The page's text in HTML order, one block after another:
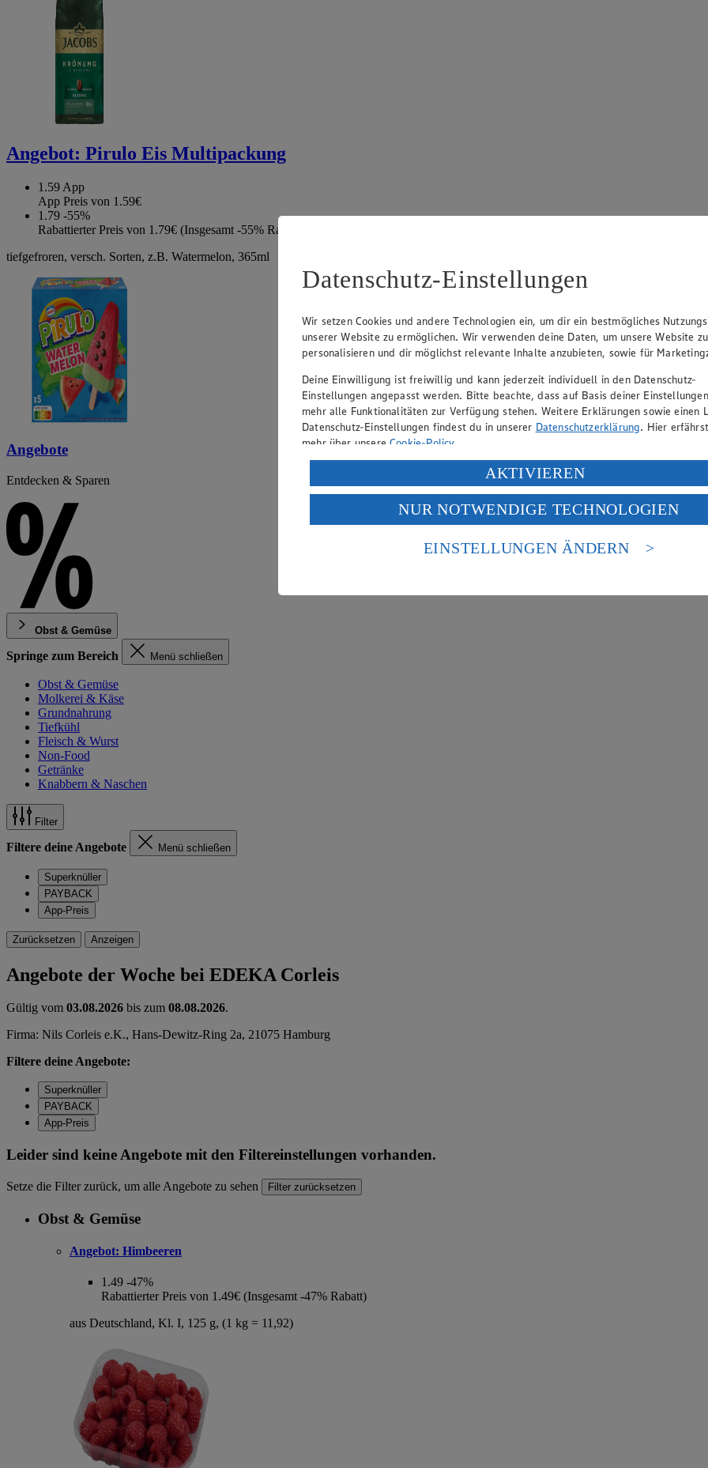
Angebot: Pirulo Eis Multipackung
1.59 App
App Preis von 1.59€
1.79 -55%
Rabattierter Preis von 1.79€ (Insgesamt -55% Rabatt)
tiefgefroren, versch. Sorten, z.B. Watermelon, 365ml
Angebote
Entdecken & Sparen
Obst & Gemüse
Springe zum Bereich Menü schließen
Obst & Gemüse
Molkerei & Käse
Grundnahrung
Tiefkühl
Fleisch & Wurst
Non-Food
Getränke
Knabbern & Naschen
Filter
Filtere deine Angebote Menü schließen
Superknüller
PAYBACK
App-Preis
Zurücksetzen Anzeigen
Angebote der Woche bei EDEKA Corleis
Gültig vom 03.08.2026 bis zum 08.08.2026.
Firma: Nils Corleis e.K., Hans-Dewitz-Ring 2a, 21075 Hamburg
Filtere deine Angebote:
Superknüller
PAYBACK
App-Preis
Leider sind keine Angebote mit den Filtereinstellungen vorhanden.
Setze die Filter zurück, um alle Angebote zu sehen Filter zurücksetzen
Obst & Gemüse
Angebot: Himbeeren
1.49 -47%
Rabattierter Preis von 1.49€ (Insgesamt -47% Rabatt)
aus Deutschland, Kl. I, 125 g, (1 kg = 11,92)
Datenschutz-Einstellungen
Wir setzen Cookies und andere Technologien ein, um dir ein bestmögliches
unserer Website zu ermöglichen. Wir verwenden deine Daten, um unsere Website zu
personalisieren und dir möglichst relevante Inhalte anzubieten, sowie für
Deine Einwilligung ist freiwillig und kann jederzeit individuell in den Datenschutz-
Einstellungen angepasst werden. Bitte beachte, dass auf Basis deiner
mehr alle Funktionalitäten zur Verfügung stehen. Weitere Erklärungen sowie einen
Datenschutz-Einstellungen findest du in unserer Datenschutzerklärung. Hier
mehr über unsereCookie-Policy.
Verarbeitung deiner personenbezogenen Daten in den USA durch Facebook und
Wenn du auf „Aktivieren“ klickst, willigst du im Sinne des Art. 49 Abs. 1 Satz 1 lit.
ein, dass deine Daten in den USA verarbeitet werden. Der EuGH sieht die USA als
einem nach europäischen Standards nicht angemessenen Datenschutzniveau an. Es
Risiko eines Zugriffs durch US-amerikanische Behörden.
AKTIVIEREN
NUR NOTWENDIGE TECHNOLOGIEN
EINSTELLUNGEN ÄNDERN